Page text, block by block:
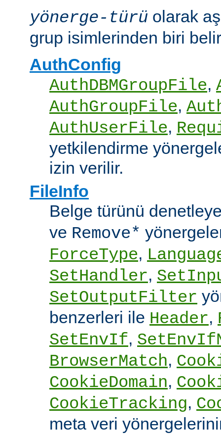
yönerge-türü olarak
grup isimlerinden biri
AuthConfig
AuthDBMGroupFile,
AuthGroupFile,
AuthUserFile,
yetkilendirme
izin verilir.
FileInfo
Belge türünü
ve Remove*
ForceType,
SetHandler,
SetOutputFilter
benzerleri ile Header,
SetEnvIf,
BrowserMatch,
CookieDomain,
CookieTracking,
meta veri